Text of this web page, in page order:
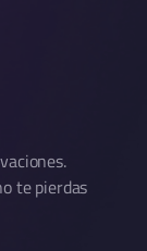
te pierdas